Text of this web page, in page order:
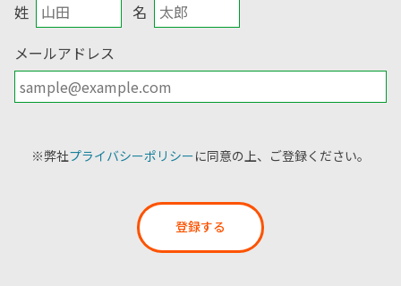
姓
名
メールアドレス
※弊社プライバシーポリシーに同意の上、ご登録ください。
登録する